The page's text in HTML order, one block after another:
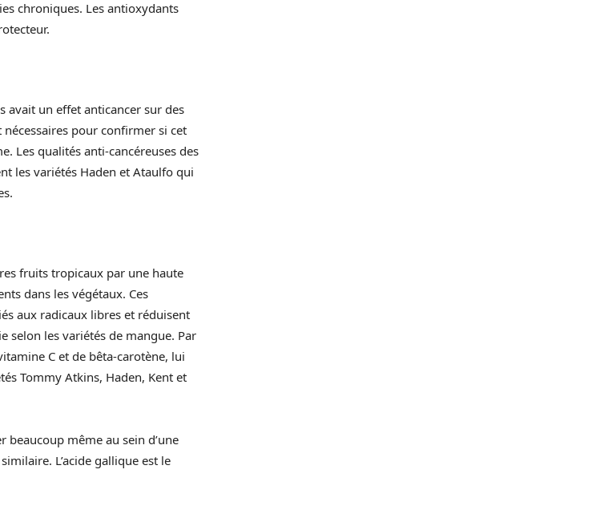
chroniques. Les antioxydants
avait un effet anticancer sur des
pour confirmer si cet
Les qualités anti-cancéreuses des
les variétés Haden et Ataulfo qui
fruits tropicaux par une haute
dans les végétaux. Ces
aux radicaux libres et réduisent
selon les variétés de mangue. Par
C et de bêta-carotène, lui
Tommy Atkins, Haden, Kent et
même au sein d’une
L’acide gallique est le